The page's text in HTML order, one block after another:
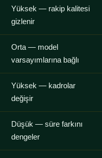
Yüksek — rakip kalitesi
gizlenir
Orta — model
varsayımlarına bağlı
Yüksek — kadrolar
değişir
Düşük — süre farkını
dengeler